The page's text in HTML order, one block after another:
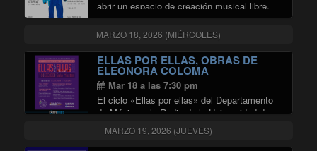
abrir un espacio de creación musical libre,
sin condicionamientos comerciales ni
dictados del mercado, ha invitado al
productor de escena independiente y
experimental Astrocaglia a realizar una …
Continuar leyendo"SAMUEL VIO + DARLA
MARZO 18, 2026 (MIÉRCOLES)
ELLAS POR ELLAS, OBRAS DE
ELEONORA COLOMA
Mar 18 a las 7:30 pm
El ciclo «Ellas por ellas» del Departamento
de Música y la Radio de la Universidad de
Chile continúa con un concierto de obras de
la profesora Eleonora Coloma. La
MARZO 19, 2026 (JUEVES)